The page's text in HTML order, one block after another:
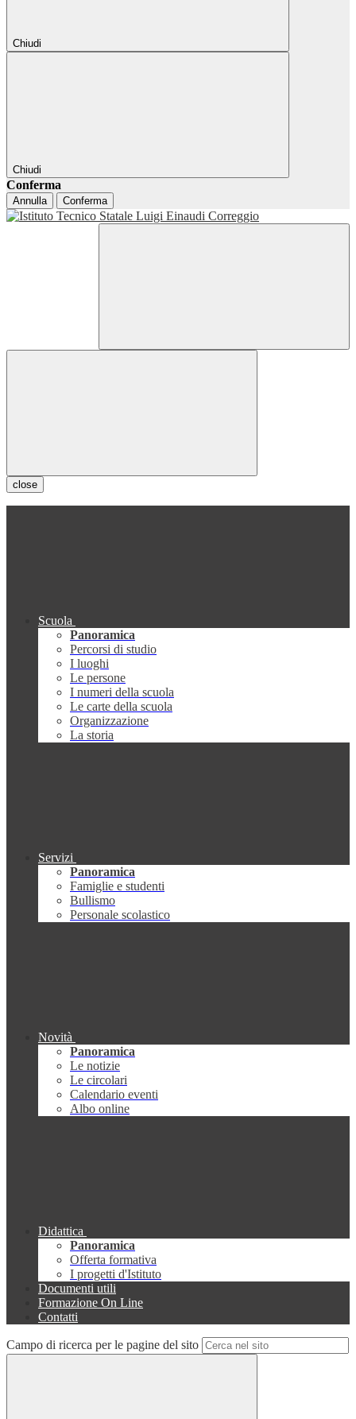
Chiudi
Chiudi
Conferma
Annulla Conferma
close
Scuola
Panoramica
Percorsi di studio
I luoghi
Le persone
I numeri della scuola
Le carte della scuola
Organizzazione
La storia
Servizi
Panoramica
Famiglie e studenti
Bullismo
Personale scolastico
Novità
Panoramica
Le notizie
Le circolari
Calendario eventi
Albo online
Didattica
Panoramica
Offerta formativa
I progetti d'Istituto
Documenti utili
Formazione On Line
Contatti
Campo di ricerca per le pagine del sito